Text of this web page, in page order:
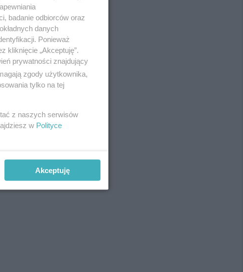
REKLAMA
badanie odbiorców oraz
danych
Ponieważ
kliknięcie „Akceptuję”.
prywatności znajdujący
zgody użytkownika,
tylko na tej
z naszych serwisów
w Polityce
Akceptuję